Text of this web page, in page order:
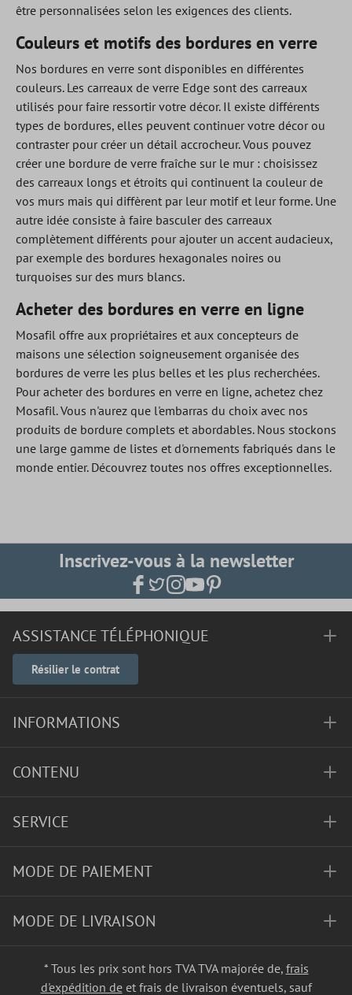
être personnalisées selon les exigences des clients.
Couleurs et motifs des bordures en verre
Nos bordures en verre sont disponibles en différentes
couleurs. Les carreaux de verre Edge sont des carreaux
utilisés pour faire ressortir votre décor. Il existe différents
types de bordures, elles peuvent continuer votre décor ou
contraster pour créer un détail accrocheur. Vous pouvez
créer une bordure de verre fraîche sur le mur : choisissez
des carreaux longs et étroits qui continuent la couleur de
vos murs mais qui diffèrent par leur motif et leur forme. Une
autre idée consiste à faire basculer des carreaux
complètement différents pour ajouter un accent audacieux,
par exemple des bordures hexagonales noires ou
turquoises sur des murs blancs.
Acheter des bordures en verre en ligne
Mosafil offre aux propriétaires et aux concepteurs de
maisons une sélection soigneusement organisée des
bordures de verre les plus belles et les plus recherchées.
Pour acheter des bordures en verre en ligne, achetez chez
Mosafil. Vous n'aurez que l'embarras du choix avec nos
produits de bordure complets et abordables. Nous stockons
une large gamme de listes et d'ornements fabriqués dans le
monde entier. Découvrez toutes nos offres exceptionnelles.
Inscrivez-vous à la newsletter
ASSISTANCE TÉLÉPHONIQUE
Résilier le contrat
INFORMATIONS
CONTENU
SERVICE
MODE DE PAIEMENT
MODE DE LIVRAISON
* Tous les prix sont hors TVA TVA majorée de, frais
d'expédition deet frais de livraison éventuels, sauf